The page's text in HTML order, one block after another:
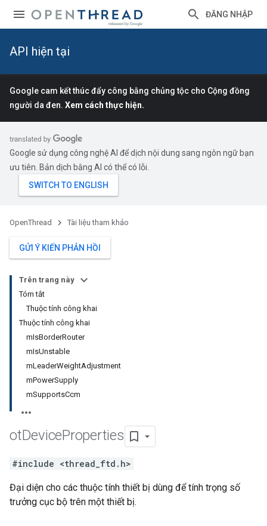
ĐĂNG NHẬP
API hiện tại
Google cam kết thúc đẩy công bằng chủng tộc cho Cộng đồng
người da đen. Xem cách thực hiện.
Google sử dụng công nghệ AI để dịch nội dung sang ngôn ngữ bạn
ưu tiên. Bản dịch bằng AI có thể có lỗi.
OpenThread Tài liệu tham khảo
GỬI Ý KIẾN PHẢN HỒI
Trên trang này
Tóm tắt
Thuộc tính công khai
Thuộc tính công khai
mIsBorderRouter
mIsUnstable
mLeaderWeightAdjustment
mPowerSupply
mSupportsCcm
otDeviceProperties
#include <thread_ftd.h>
Đại diện cho các thuộc tính thiết bị dùng để tính trọng số
trưởng cục bộ trên một thiết bị.